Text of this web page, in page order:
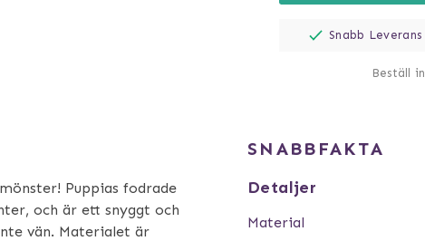
Snabb Leverans
Beställ
Puppias fodrade
och är ett snyggt och
vän. Materialet är
SNABBFAKTA
Detaljer
Material